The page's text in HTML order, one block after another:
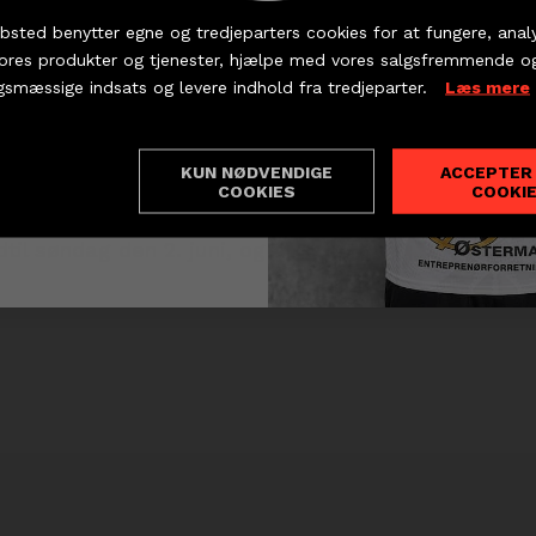
KØB BILLET PARTNERBILLETTER
det nu, du skal slå til.
er nu sat på auktion hos vores
ved at
benytter egne og tredjeparters cookies for at fungere,
produkter og tjenester, hjælpe med vores salgsfremmende
indsats og levere indhold fra tredjeparter. Læs mere
KUN NØDVENDIGE
COOKIES